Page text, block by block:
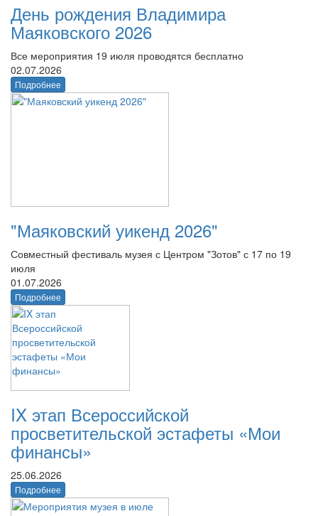
День рождения Владимира
Маяковского 2026
Все мероприятия 19 июля проводятся бесплатно
02.07.2026
Подробнее
"Маяковский уикенд 2026"
Совместный фестиваль музея с Центром "Зотов" с 17 по 19
июля
01.07.2026
Подробнее
IX этап Всероссийской
просветительской эстафеты «Мои
финансы»
25.06.2026
Подробнее